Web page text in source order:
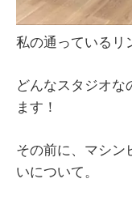
私の通っているリ
どんなスタジオな
ます！
その前に、マシン
いについて。